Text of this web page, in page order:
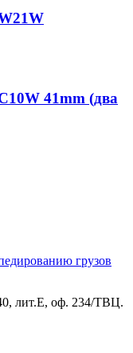
41mm (два
грузов
лит.Е, оф. 234/ТВЦ.